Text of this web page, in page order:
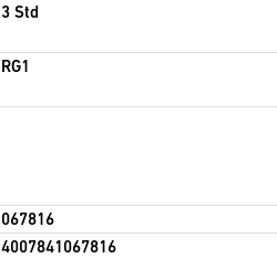
3 Std
RG1
067816
4007841067816